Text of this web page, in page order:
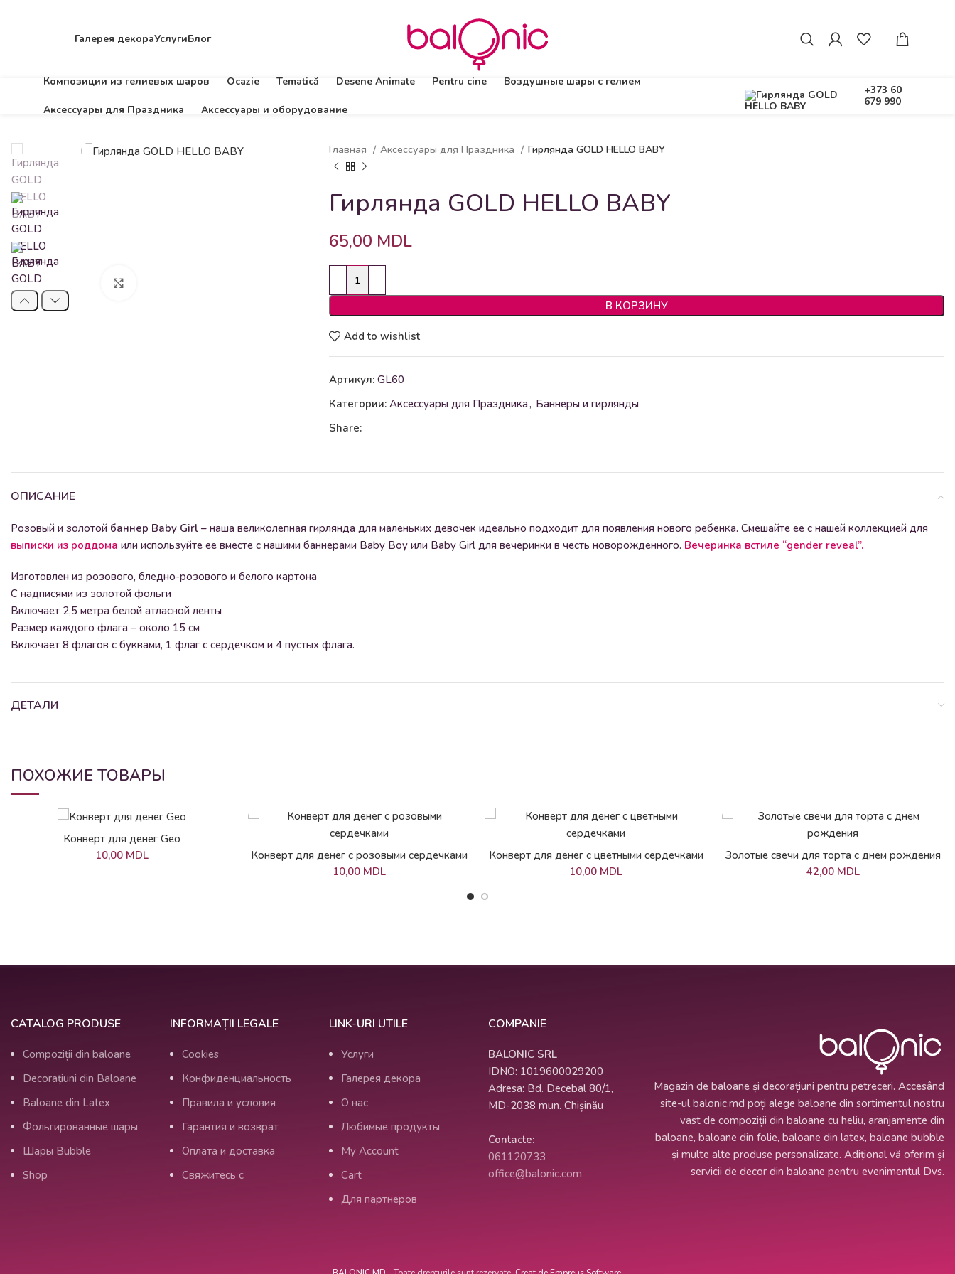
Галерея декораУслугиБлог
Композиции из гелиевых шаров Ocazie Tematică Desene Animate Pentru cine Воздушные шары с гелием
Аксессуары для Праздника Аксессуары и оборудование
+373 60
679 990
Главная Аксессуары для Праздника Гирлянда GOLD HELLO BABY
Гирлянда GOLD HELLO BABY
65,00 MDL
В КОРЗИНУ
Add to wishlist
Артикул: GL60
Категории: Аксессуары для Праздника, Баннеры и гирлянды
Share:
ОПИСАНИЕ
Розовый и золотой баннер Baby Girl – наша великолепная гирлянда для маленьких девочек идеально подходит для появления нового ребенка. Смешайте ее с нашей коллекцией для
выписки из роддома или используйте ее вместе с нашими баннерами Baby Boy или Baby Girl для вечеринки в честь новорожденного. Вечеринка встиле “gender reveal”.
Изготовлен из розового, бледно-розового и белого картона
С надписями из золотой фольги
Включает 2,5 метра белой атласной ленты
Размер каждого флага – около 15 см
Включает 8 флагов с буквами, 1 флаг с сердечком и 4 пустых флага.
ДЕТАЛИ
ПОХОЖИЕ ТОВАРЫ
Конверт для денег Geo
10,00 MDL
Конверт для денег с розовыми сердечками
10,00 MDL
Конверт для денег с цветными сердечками
10,00 MDL
Золотые свечи для торта с днем рождения
42,00 MDL
CATALOG PRODUSE
Compoziții din baloane
Decorațiuni din Baloane
Baloane din Latex
Фольгированные шары
Шары Bubble
Shop
INFORMAȚII LEGALE
Cookies
Конфиденциальность
Правила и условия
Гарантия и возврат
Оплата и доставка
Свяжитесь с
LINK-URI UTILE
Услуги
Галерея декора
О нас
Любимые продукты
My Account
Cart
Для партнеров
COMPANIE
BALONIC SRL
IDNO: 1019600029200
Adresa: Bd. Decebal 80/1,
MD-2038 mun. Chișinău
Contacte:
061120733
office@balonic.com
Magazin de baloane și decorațiuni pentru petreceri. Accesând
site-ul balonic.md poți alege baloane din sortimentul nostru
vast de compoziții din baloane cu heliu, aranjamente din
baloane, baloane din folie, baloane din latex, baloane bubble
și multe alte produse personalizate. Adițional vă oferim și
servicii de decor din baloane pentru evenimentul Dvs.